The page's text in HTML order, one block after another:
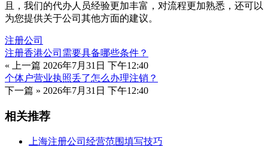
且，我们的代办人员经验更加丰富，对流程更加熟悉，还可以
为您提供关于公司其他方面的建议。
注册公司
注册香港公司需要具备哪些条件？
« 上一篇 2026年7月31日 下午12:40
个体户营业执照丢了怎么办理注销？
下一篇 » 2026年7月31日 下午12:40
相关推荐
上海注册公司经营范围填写技巧